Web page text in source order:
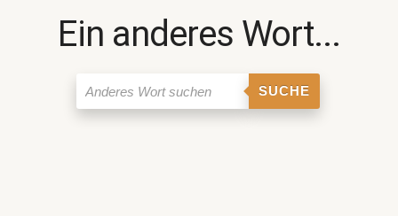
Ein anderes Wort...
SUCHE